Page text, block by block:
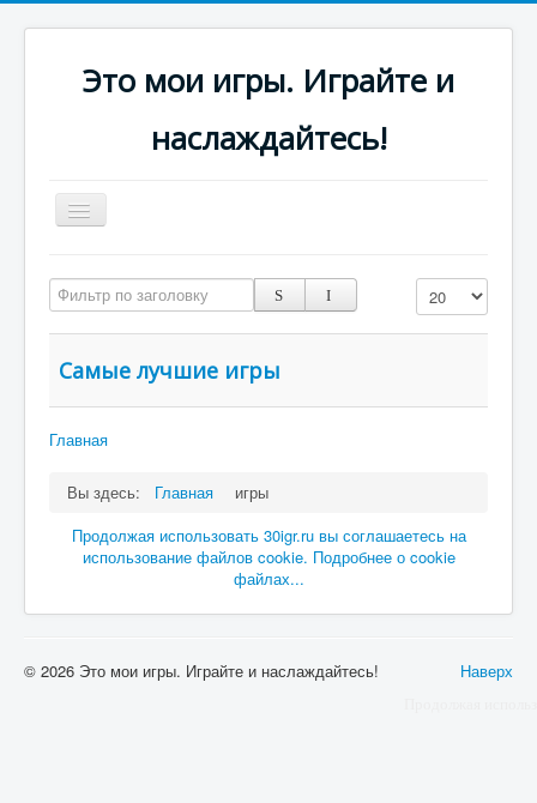
Это мои игры. Играйте и
наслаждайтесь!
Включить/
выключить
Стрелялки
Фильтр по заголовку Кол-во строк:
Самые лучшие игры
Главная
Вы здесь: Главная
игры
Продолжая использовать 30igr.ru вы соглашаетесь на
использование файлов cookie. Подробнее о cookie
файлах...
Наверх
© 2026 Это мои игры. Играйте и наслаждайтесь!